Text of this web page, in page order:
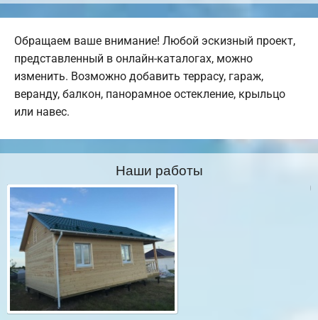
Обращаем ваше внимание! Любой эскизный проект,
представленный в онлайн-каталогах, можно
изменить. Возможно добавить террасу, гараж,
веранду, балкон, панорамное остекление, крыльцо
или навес.
Наши работы